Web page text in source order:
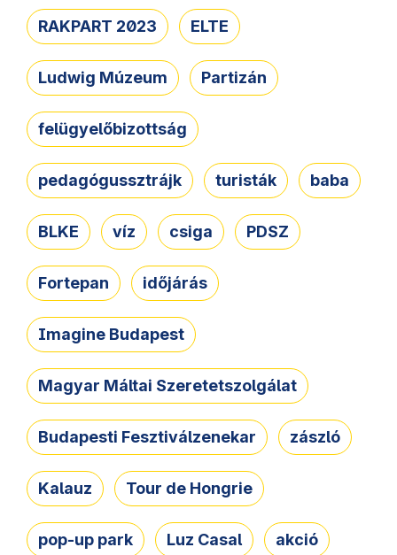
RAKPART 2023 ELTE
Ludwig Múzeum Partizán
felügyelőbizottság
pedagógussztrájk turisták baba
BLKE víz csiga PDSZ
Fortepan időjárás
Imagine Budapest
Magyar Máltai Szeretetszolgálat
Budapesti Fesztiválzenekar zászló
Kalauz Tour de Hongrie
pop-up park Luz Casal akció